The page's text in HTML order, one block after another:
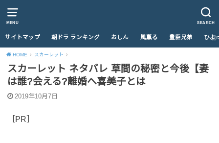
MENU SEARCH
サイトマップ 朝ドラ ランキング おしん 風薫る 豊臣兄弟 ひよ
HOME スカーレット
スカーレット ネタバレ 草間の秘密と今後【妻
は誰?会える?離婚へ喜美子とは
2019年10月7日
［PR］